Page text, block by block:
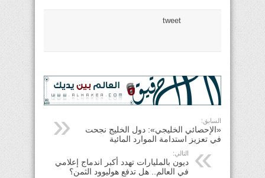
tweet
السابق:
«الإحصائي الخليجي»: دول الخليج نجحت
في تعزيز استدامة الموارد المائية
التالي:
ديون بالمليارات تهدد أكبر اندماج إعلامي
في العالم.. هل تدفع هوليوود الثمن؟